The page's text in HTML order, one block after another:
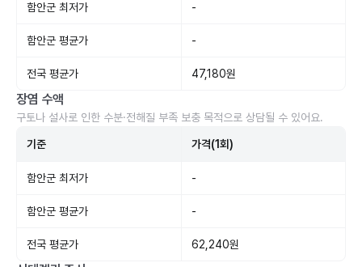
함안군 최저가 -
함안군 평균가 -
전국 평균가 47,180원
장염 수액
구토나 설사로 인한 수분·전해질 부족 보충 목적으로 상담될 수 있어요.
기준 가격(1회)
함안군 최저가 -
함안군 평균가 -
전국 평균가 62,240원